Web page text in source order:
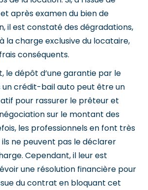
après examen du bien de
il est constaté des dégradations,
la charge exclusive du locataire,
conséquents.
le dépôt d’une garantie par le
un crédit-bail auto peut être un
pour rassurer le prêteur et
sur le montant des
les professionnels en font très
ne peuvent pas le déclarer
Cependant, il leur est
une résolution financière pour
du contrat en bloquant cet